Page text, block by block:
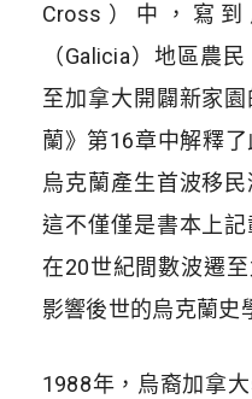
Cross）中，寫
（Galicia）地區農
至加拿大開闢新家
蘭》第16章中解釋
烏克蘭產生首波移
這不僅僅是書本上
在20世紀間數波遷
影響後世的烏克蘭史
1988年，烏裔加拿